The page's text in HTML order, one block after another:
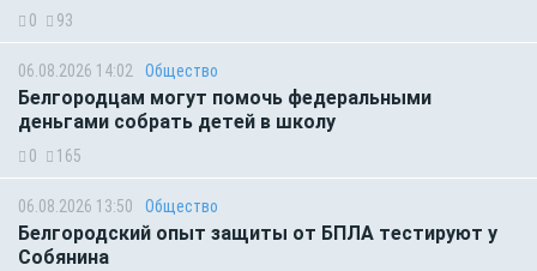
0 93
06.08.2026 14:02 Общество
Белгородцам могут помочь федеральными
деньгами собрать детей в школу
0 165
06.08.2026 13:50 Общество
Белгородский опыт защиты от БПЛА тестируют у
Собянина